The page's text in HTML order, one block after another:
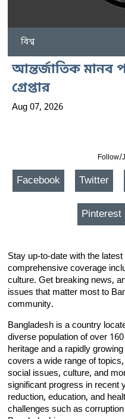
বিশ্ব
আন্তর্জাতিক মানব
গ্রেপ্তার
Aug 07, 2026
Follow/
Facebook Twitter
Pinterest
Stay up-to-date with the
comprehensive coverage
culture. Get breaking news,
issues that matter most to
community.
Bangladesh is a country
diverse population of over
heritage and a rapidly
covers a wide range of
social issues, culture, and
significant progress in recent
reduction, education, and
challenges such as